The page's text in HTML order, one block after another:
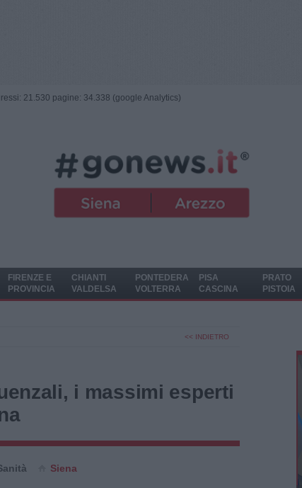
21.530 pagine: 34.338 (google Analytics)
FIRENZE E
PROVINCIA
CHIANTI
VALDELSA
PONTEDERA
VOLTERRA
PISA
CASCINA
PRATO
PISTOIA
<< INDIETRO
i massimi esperti
Siena